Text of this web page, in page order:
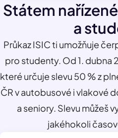
Státem
a
Průkaz ISIC ti umožňuje
pro studenty. Od 1. dubna
které určuje slevu 50 % z
ČR v autobusové i vlakové
a seniory. Slevu můžeš
jakéhokoli